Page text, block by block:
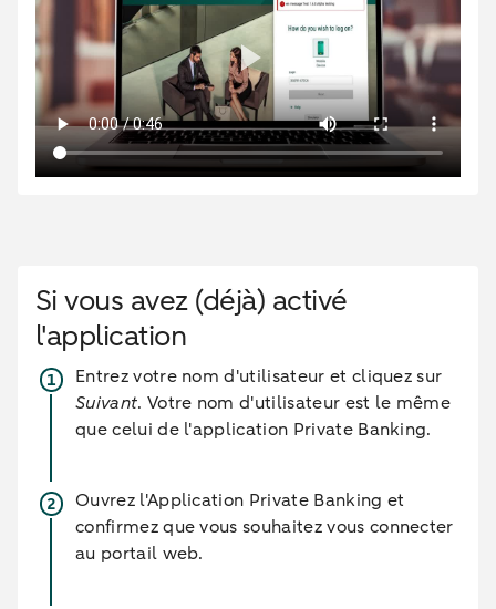
Si vous avez (déjà) activé
l'application
Entrez votre nom d'utilisateur et cliquez sur
Suivant. Votre nom d'utilisateur est le même
que celui de l'application Private Banking.
Ouvrez l'Application Private Banking et
confirmez que vous souhaitez vous connecter
au portail web.